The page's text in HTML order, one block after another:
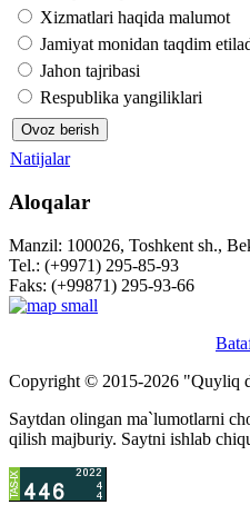
Xizmatlari haqida malumot
Jamiyat monidan taqdim
Jahon tajribasi
Respublika yangiliklari
Natijalar
Aloqalar
Manzil: 100026, Toshkent sh.,
Tel.: (+9971) 295-85-93
Faks: (+99871) 295-93-66
Copyright © 2015-2026 "Quyliq
Saytdan olingan ma`lumotlarni
qilish majburiy. Saytni ishlab